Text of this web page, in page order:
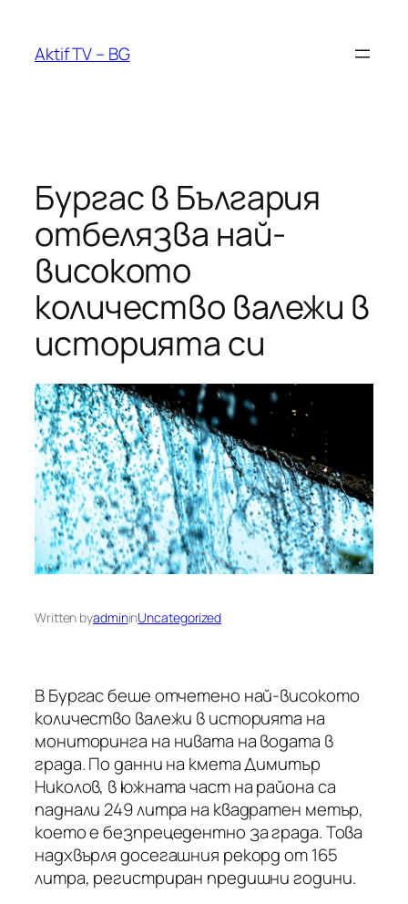
Aktif TV – BG
Бургас в България
отбелязва най-
високото
количество валежи в
историята си
Written byadmininUncategorized
В Бургас беше отчетено най-високото
количество валежи в историята на
мониторинга на нивата на водата в
града. По данни на кмета Димитър
Николов, в южната част на района са
паднали 249 литра на квадратен метър,
което е безпрецедентно за града. Това
надхвърля досегашния рекорд от 165
литра, регистриран предишни години.